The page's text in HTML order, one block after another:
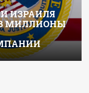
ИЗРАИЛЯ
МИЛЛИОНЫ